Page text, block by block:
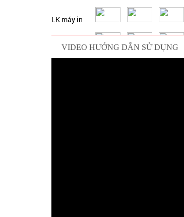
LK máy in
Phụ kiện PC
VIDEO HƯỚNG DẪN SỬ DỤNG